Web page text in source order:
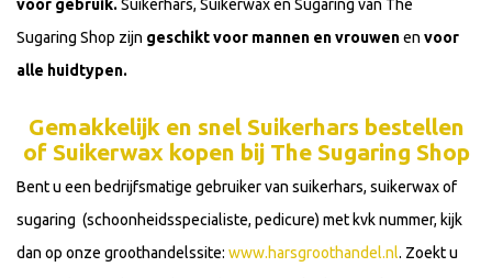
voor gebruik. Suikerhars, Suikerwax en Sugaring van The
Sugaring Shop zijn geschikt voor mannen en vrouwenen voor
alle huidtypen.
Gemakkelijk en snel Suikerhars bestellen
of Suikerwax kopen bij The Sugaring Shop
Bent u een bedrijfsmatige gebruiker van suikerhars, suikerwax of
sugaring (schoonheidsspecialiste, pedicure) met kvk nummer, kijk
dan op onze groothandelssite: www.harsgroothandel.nl. Zoekt u